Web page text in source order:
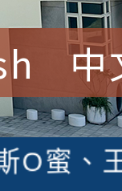
中
園市中
獲社
O蜜、